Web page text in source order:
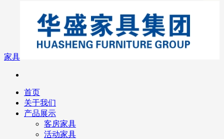
家具
首页
关于我们
产品展示
客房家具
活动家具